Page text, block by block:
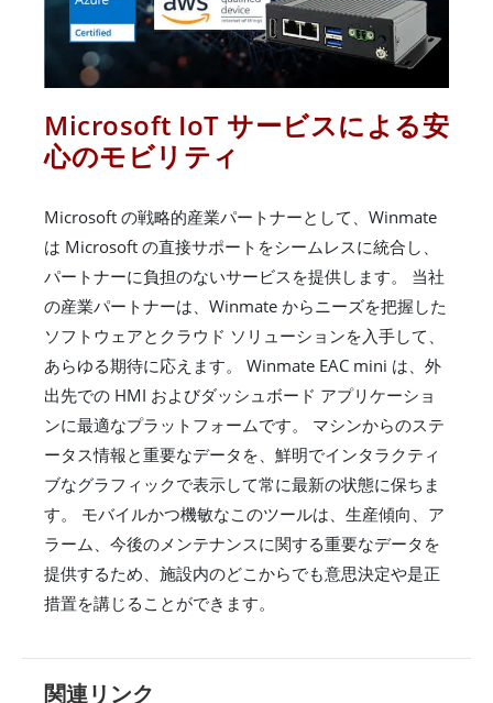
Microsoft IoT サービスによる安
心のモビリティ
Microsoft の戦略的産業パートナーとして、Winmate
は Microsoft の直接サポートをシームレスに統合し、
パートナーに負担のないサービスを提供します。 当社
の産業パートナーは、Winmate からニーズを把握した
ソフトウェアとクラウド ソリューションを入手して、
あらゆる期待に応えます。 Winmate EAC mini は、外
出先での HMI およびダッシュボード アプリケーショ
ンに最適なプラットフォームです。 マシンからのステ
ータス情報と重要なデータを、鮮明でインタラクティ
ブなグラフィックで表示して常に最新の状態に保ちま
す。 モバイルかつ機敏なこのツールは、生産傾向、ア
ラーム、今後のメンテナンスに関する重要なデータを
提供するため、施設内のどこからでも意思決定や是正
措置を講じることができます。
関連リンク